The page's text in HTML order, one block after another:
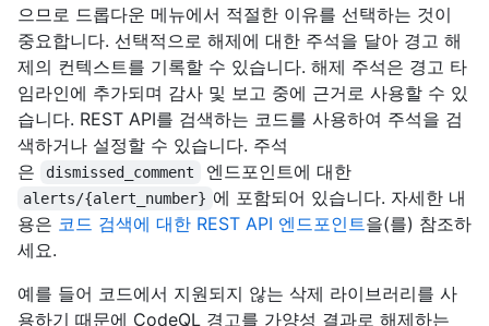
으므로 드롭다운 메뉴에서 적절한 이유를 선택하는 것이
중요합니다. 선택적으로 해제에 대한 주석을 달아 경고 해
제의 컨텍스트를 기록할 수 있습니다. 해제 주석은 경고 타
임라인에 추가되며 감사 및 보고 중에 근거로 사용할 수 있
습니다. REST API를 검색하는 코드를 사용하여 주석을 검
색하거나 설정할 수 있습니다. 주석
은
dismissed_comment 엔드포인트에 대한
alerts/{alert_number} 에 포함되어 있습니다. 자세한 내
용은 코드 검색에 대한 REST API 엔드포인트을(를) 참조하
세요.
예를 들어 코드에서 지원되지 않는 삭제 라이브러리를 사
용하기 때문에 CodeQL 경고를 가양성 결과로 해제하는